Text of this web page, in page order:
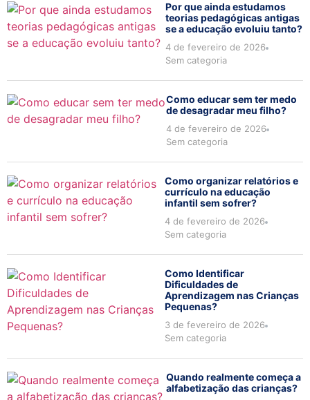
Por que ainda estudamos
teorias pedagógicas antigas
se a educação evoluiu tanto?
4 de fevereiro de 2026
Sem categoria
Como educar sem ter medo
de desagradar meu filho?
4 de fevereiro de 2026
Sem categoria
Como organizar relatórios e
currículo na educação
infantil sem sofrer?
4 de fevereiro de 2026
Sem categoria
Como Identificar
Dificuldades de
Aprendizagem nas Crianças
Pequenas?
3 de fevereiro de 2026
Sem categoria
Quando realmente começa a
alfabetização das crianças?